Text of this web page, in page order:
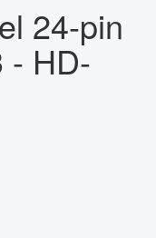
24-pin
- HD-